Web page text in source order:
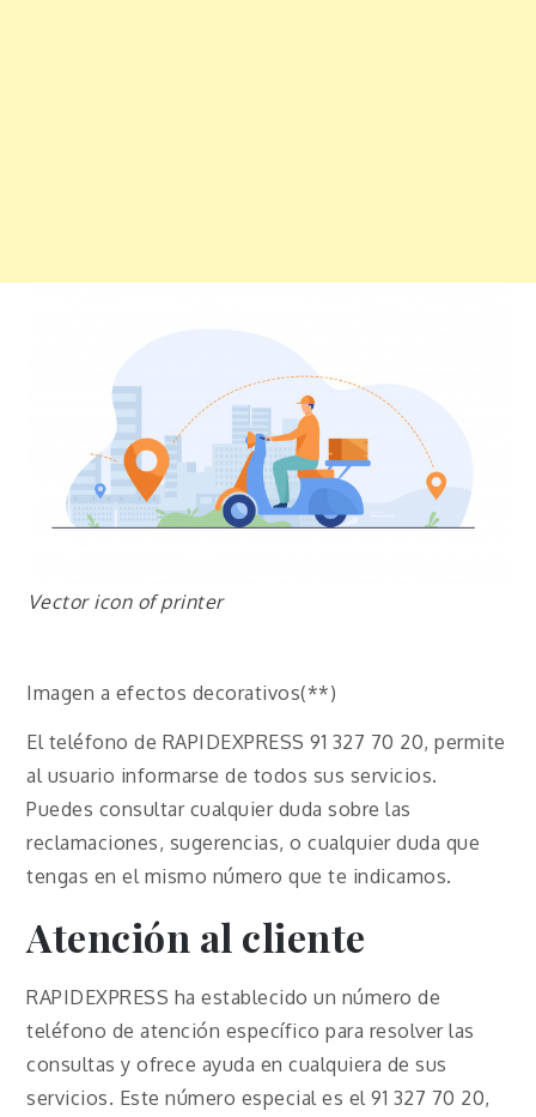
Vector icon of printer
Imagen a efectos decorativos(**)
El teléfono de RAPIDEXPRESS 91 327 70 20, permite
al usuario informarse de todos sus servicios.
Puedes consultar cualquier duda sobre las
reclamaciones, sugerencias, o cualquier duda que
tengas en el mismo número que te indicamos.
Atención al cliente
RAPIDEXPRESS ha establecido un número de
teléfono de atención específico para resolver las
consultas y ofrece ayuda en cualquiera de sus
servicios. Este número especial es el 91 327 70 20,